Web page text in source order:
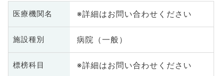
医療機関名 ※詳細はお問い合わせください
施設種別 病院（一般）
標榜科目 ※詳細はお問い合わせください